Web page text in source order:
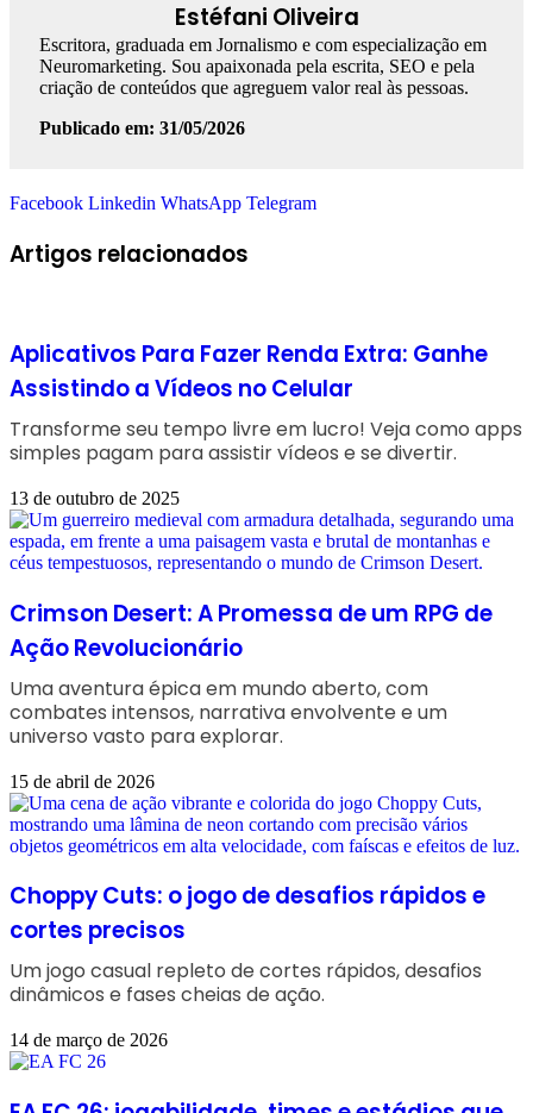
Estéfani Oliveira
Escritora, graduada em Jornalismo e com especialização em
Neuromarketing. Sou apaixonada pela escrita, SEO e pela
criação de conteúdos que agreguem valor real às pessoas.
Publicado em: 31/05/2026
Facebook Linkedin WhatsApp Telegram
Artigos relacionados
Aplicativos Para Fazer Renda Extra: Ganhe
Assistindo a Vídeos no Celular
Transforme seu tempo livre em lucro! Veja como apps
simples pagam para assistir vídeos e se divertir.
13 de outubro de 2025
Crimson Desert: A Promessa de um RPG de
Ação Revolucionário
Uma aventura épica em mundo aberto, com
combates intensos, narrativa envolvente e um
universo vasto para explorar.
15 de abril de 2026
Choppy Cuts: o jogo de desafios rápidos e
cortes precisos
Um jogo casual repleto de cortes rápidos, desafios
dinâmicos e fases cheias de ação.
14 de março de 2026